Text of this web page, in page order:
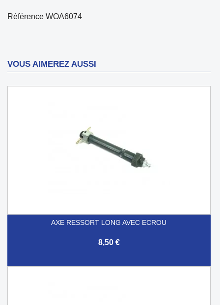
Référence WOA6074
VOUS AIMEREZ AUSSI
AXE RESSORT LONG AVEC ECROU
8,50 €